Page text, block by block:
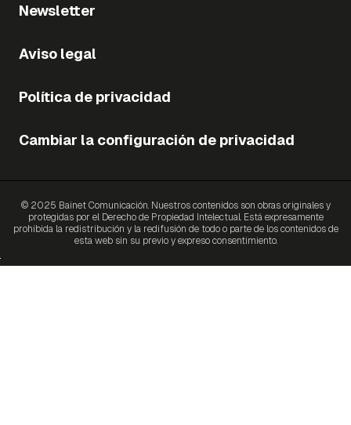
Newsletter
Aviso legal
Política de privacidad
Cambiar la configuración de privacidad
© 2025 Bainet Comunicación. Nuestros contenidos son obras originales y
protegidas por el Derecho de Propiedad Intelectual. Está expresamente
prohibida la redistribución y la redifusión de todo o parte de los contenidos de
esta web sin su previo y expreso consentimiento.